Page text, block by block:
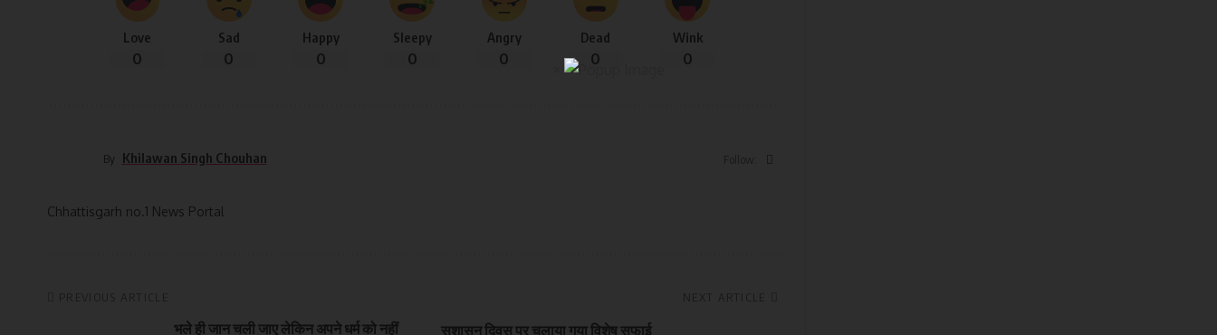
Love
0
Sad
0
Happy
0
Sleepy
0
Angry
0
Dead
0
Wink
0
By Khilawan Singh Chouhan
Chhattisgarh no.1 News Portal
भले ही जान चली जाए लेकिन अपने धर्म को नहीं
सुशासन दिवस पर चलाया गया विशेष सफाई